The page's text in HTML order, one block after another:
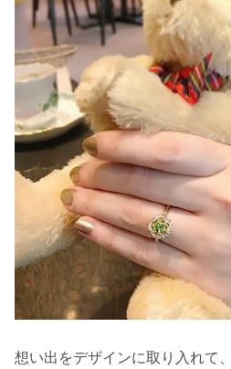
想い出をデザインに取り入れて